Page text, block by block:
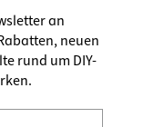
an
neuen
rund um DIY-